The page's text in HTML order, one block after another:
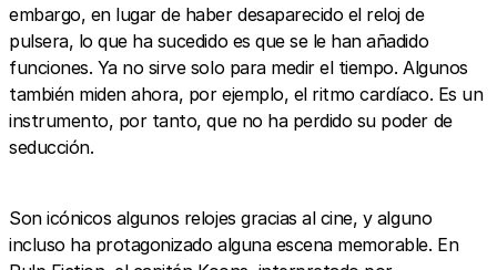
embargo, en lugar de haber desaparecido el reloj de
pulsera, lo que ha sucedido es que se le han añadido
funciones. Ya no sirve solo para medir el tiempo. Algunos
también miden ahora, por ejemplo, el ritmo cardíaco. Es un
instrumento, por tanto, que no ha perdido su poder de
seducción.
Son icónicos algunos relojes gracias al cine, y alguno
incluso ha protagonizado alguna escena memorable. En